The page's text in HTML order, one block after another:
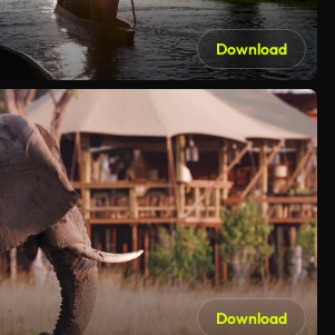
Download
Download